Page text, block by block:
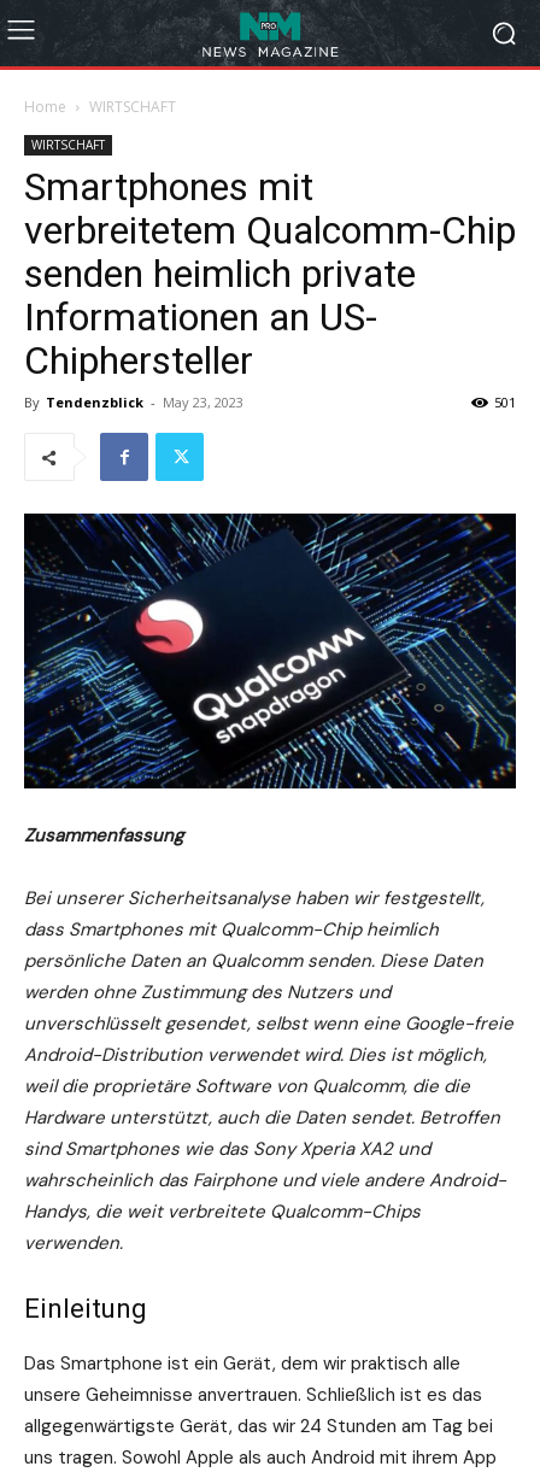
Home WIRTSCHAFT
WIRTSCHAFT
Smartphones mit
verbreitetem Qualcomm-Chip
senden heimlich private
Informationen an US-
Chiphersteller
By Tendenzblick - May 23, 2023 501
Zusammenfassung
Bei unserer Sicherheitsanalyse haben wir festgestellt,
dass Smartphones mit Qualcomm-Chip heimlich
persönliche Daten an Qualcomm senden. Diese Daten
werden ohne Zustimmung des Nutzers und
unverschlüsselt gesendet, selbst wenn eine Google-freie
Android-Distribution verwendet wird. Dies ist möglich,
weil die proprietäre Software von Qualcomm, die die
Hardware unterstützt, auch die Daten sendet. Betroffen
sind Smartphones wie das Sony Xperia XA2 und
wahrscheinlich das Fairphone und viele andere Android-
Handys, die weit verbreitete Qualcomm-Chips
verwenden.
Einleitung
Das Smartphone ist ein Gerät, dem wir praktisch alle
unsere Geheimnisse anvertrauen. Schließlich ist es das
allgegenwärtigste Gerät, das wir 24 Stunden am Tag bei
uns tragen. Sowohl Apple als auch Android mit ihrem App